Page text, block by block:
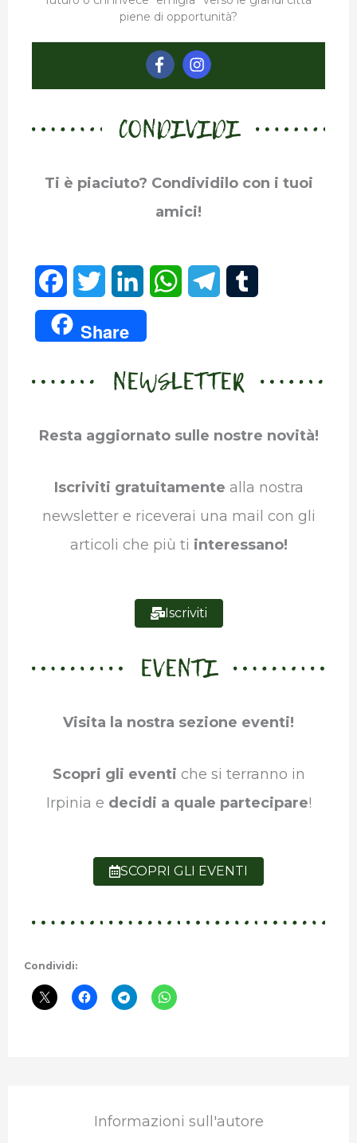
piene di opportunità?
CONDIVIDI
Ti è piaciuto? Condividilo con i tuoi
amici!
a
c
e
o
w
i
e
i
n
k
d
W
t
A
e
r
b
r
Share
NEWSLETTER
Resta aggiornato sulle nostre novità!
Iscriviti gratuitamente alla nostra
newsletter e riceverai una mail con gli
articoli che più ti interessano!
Iscriviti
EVENTI
Visita la nostra sezione eventi!
Scopri gli eventi che si terranno in
Irpinia e decidi a quale partecipare!
SCOPRI GLI EVENTI
Condividi:
Informazioni sull'autore